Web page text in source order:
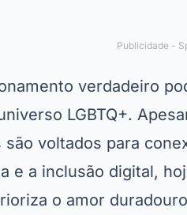
Publicidade -
verdadeiro
LGBTQ+.
voltados para
e a inclusão digital,
o amor